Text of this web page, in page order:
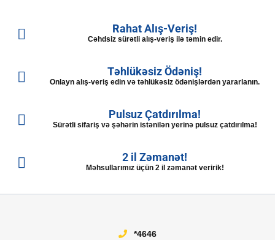
Rahat Alış-Veriş!
Cəhdsiz sürətli alış-veriş ilə təmin edir.
Təhlükəsiz Ödəniş!
Onlayn alış-veriş edin və təhlükəsiz ödənişlərdən yararlanın.
Pulsuz Çatdırılma!
Sürətli sifariş və şəhərin istənilən yerinə pulsuz çatdırılma!
2 il Zəmanət!
Məhsullarımız üçün 2 il zəmanət veririk!
*4646